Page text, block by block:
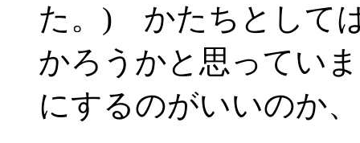
た。) かたちとして
かろうかと思ってい
にするのがいいのか